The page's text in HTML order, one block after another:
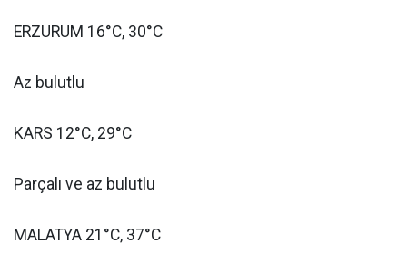
ERZURUM 16°C, 30°C
Az bulutlu
KARS 12°C, 29°C
Parçalı ve az bulutlu
MALATYA 21°C, 37°C